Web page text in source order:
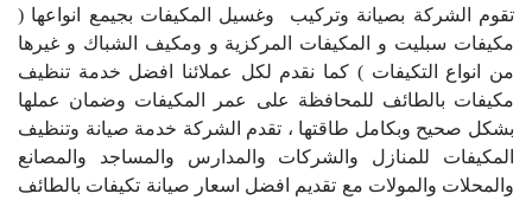
تقوم الشركة بصيانة وتركيب وغسيل المكيفات بجيمع انواعها (
مكيفات سبليت و المكيفات المركزية و ومكيف الشباك و غيرها
من انواع التكيفات ) كما نقدم لكل عملائنا افضل خدمة تنظيف
مكيفات بالطائف للمحافظة على عمر المكيفات وضمان عملها
بشكل صحيح وبكامل طاقتها ، تقدم الشركة خدمة صيانة وتنظيف
المكيفات للمنازل والشركات والمدارس والمساجد والمصانع
والمحلات والمولات مع تقديم افضل اسعار صيانة تكيفات بالطائف